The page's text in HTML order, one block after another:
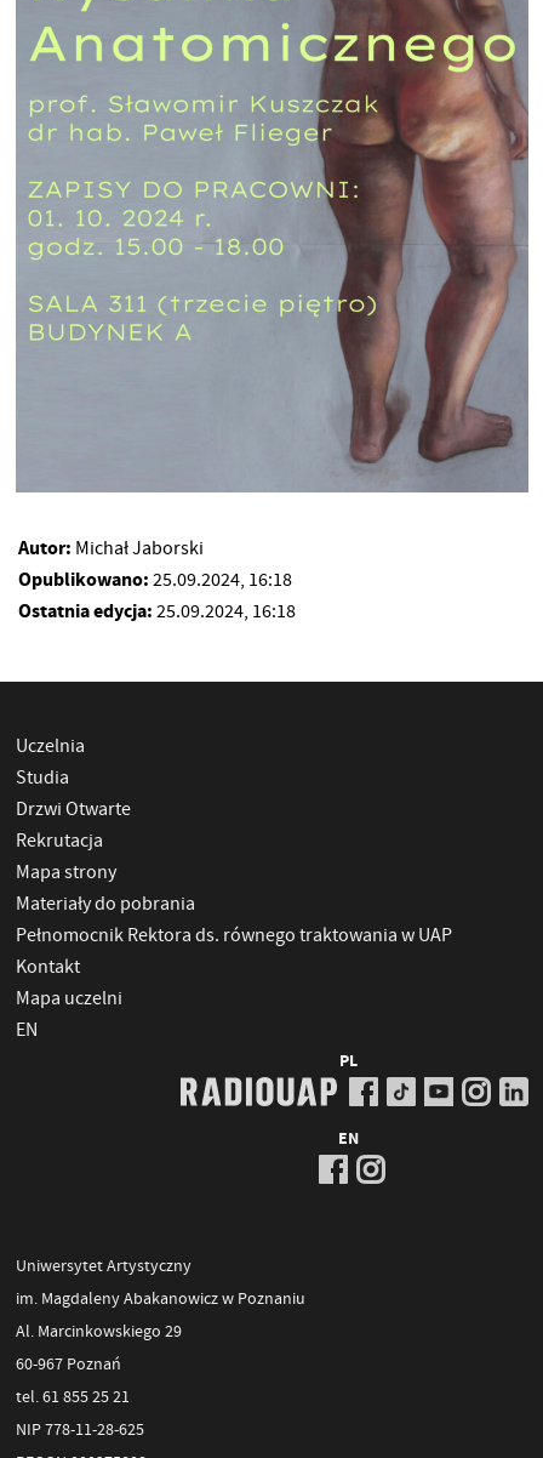
Autor: Michał Jaborski
Opublikowano: 25.09.2024, 16:18
Ostatnia edycja: 25.09.2024, 16:18
Uczelnia
Studia
Drzwi Otwarte
Rekrutacja
Mapa strony
Materiały do pobrania
Pełnomocnik Rektora ds. równego traktowania w UAP
Kontakt
Mapa uczelni
EN
PL
EN
Uniwersytet Artystyczny
im. Magdaleny Abakanowicz w Poznaniu
Al. Marcinkowskiego 29
60-967 Poznań
tel. 61 855 25 21
NIP 778-11-28-625